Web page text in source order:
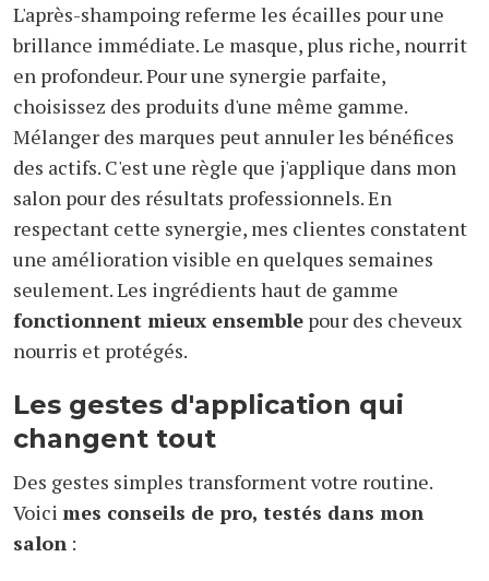
L'après-shampoing referme les écailles pour une
brillance immédiate. Le masque, plus riche, nourrit
en profondeur. Pour une synergie parfaite,
choisissez des produits d'une même gamme.
Mélanger des marques peut annuler les bénéfices
des actifs. C'est une règle que j'applique dans mon
salon pour des résultats professionnels. En
respectant cette synergie, mes clientes constatent
une amélioration visible en quelques semaines
seulement. Les ingrédients haut de gamme
fonctionnent mieux ensemble pour des cheveux
nourris et protégés.
Les gestes d'application qui
changent tout
Des gestes simples transforment votre routine.
Voici mes conseils de pro, testés dans mon
salon :